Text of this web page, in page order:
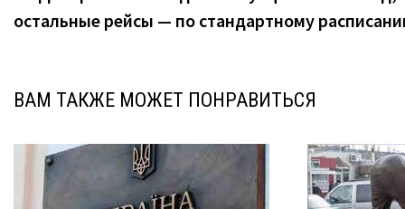
записям
остальные рейсы — по стандартному
ВАМ ТАКЖЕ МОЖЕТ ПОНРАВИТЬСЯ